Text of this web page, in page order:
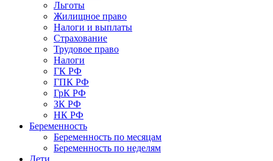
Льготы
Жилищное право
Налоги и выплаты
Страхование
Трудовое право
Налоги
ГК РФ
ГПК РФ
ГрК РФ
ЗК РФ
НК РФ
Беременность
Беременность по месяцам
Беременность по неделям
Дети